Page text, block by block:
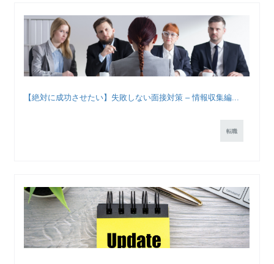
【絶対に成功させたい】失敗しない面接対策 – 情報収集編...
転職